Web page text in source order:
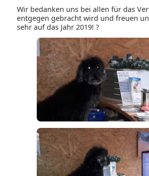
Wir bedanken uns bei allen für das
entgegen gebracht wird und freuen
sehr auf das Jahr 2019! ?